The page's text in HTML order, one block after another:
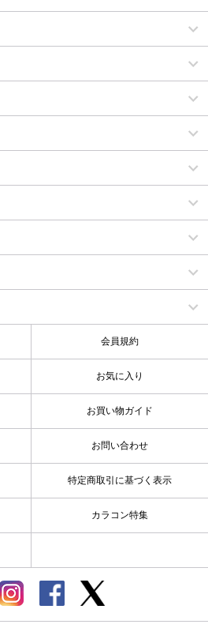
会員規約
お気に入り
お買い物ガイド
お問い合わせ
特定商取引に基づく表示
カラコン特集